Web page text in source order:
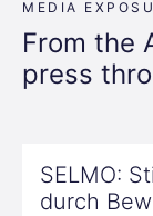
MEDIA
From the
press
SELMO:
durch